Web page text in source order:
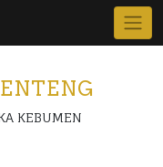
KEBUMEN